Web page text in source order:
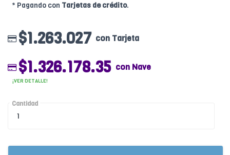
* Pagando con Tarjetas de crédito.
$1.263.027 con Tarjeta
$1.326.178.35 con Nave
¡VER DETALLE!
Cantidad